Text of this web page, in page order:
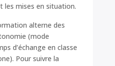
les mises en situation.
alterne des
(mode
d’échange en classe
Pour suivre la